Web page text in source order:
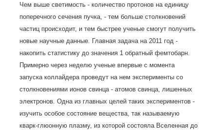
Чем выше светимость - количество протонов на единицу
поперечного сечения пучка, - тем больше столкновений
частиц происходит, и тем быстрее ученые смогут получить
новые научные данные. Главная задача на 2011 год -
накопить статистику до значения 1 обратный фемтобарн.
Примерно через неделю ученые впервые с момента
запуска коллайдера проведут на нем эксперименты со
столкновениями ионов свинца - атомов свинца, лишенных
электронов. Одна из главных целей таких экспериментов -
изучить особое состояние вещества, так называемую
кварк-глюонную плазму, из которой состояла Вселенная до